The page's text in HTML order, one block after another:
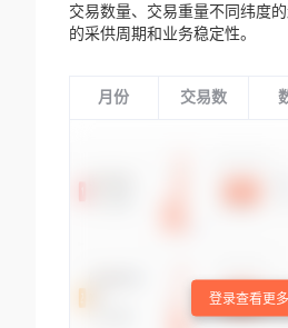
交易数量、交易重量不同纬度
的采供周期和业务稳定性。
月份 交易数
登录查看更多